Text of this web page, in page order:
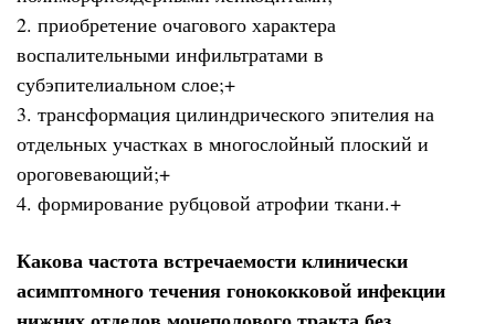
2. приобретение очагового характера
воспалительными инфильтратами в
субэпителиальном слое;+
3. трансформация цилиндрического эпителия на
отдельных участках в многослойный плоский и
ороговевающий;+
4. формирование рубцовой атрофии ткани.+
Какова частота встречаемости клинически
асимптомного течения гонококковой инфекции